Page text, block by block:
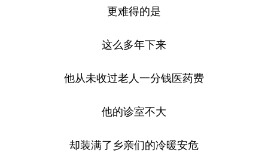
更难得的是
这么多年下来
他从未收过老人一分钱医药费
他的诊室不大
却装满了乡亲们的冷暖安危